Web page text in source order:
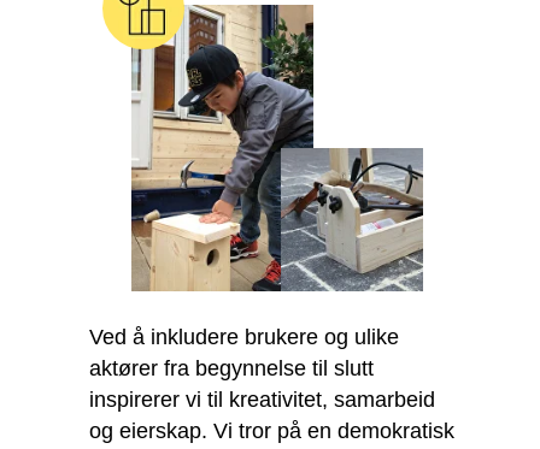
Ved å inkludere brukere og ulike
aktører fra begynnelse til slutt
inspirerer vi til kreativitet, samarbeid
og eierskap. Vi tror på en demokratisk